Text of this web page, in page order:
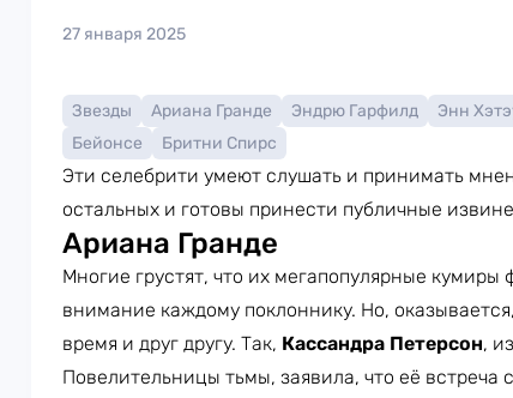
27 января 2025
Звезды Ариана Гранде Эндрю Гарфилд Энн
Бейонсе
Бритни Спирс
Эти селебрити умеют слушать и принимать
остальных и готовы принести публичные
Ариана Гранде
Многие грустят, что их мегапопулярные
внимание каждому поклоннику. Но,
время и друг другу. Так, Кассандра Петерсон,
Повелительницы тьмы, заявила, что её встреча с